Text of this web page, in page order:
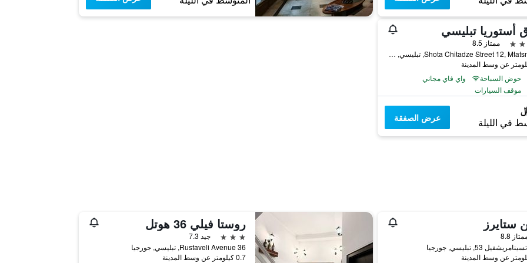
أستوريا تبليسي
ممتاز 8.5
Shota Chitadze Street 12, Mtatsminda, تبليسي, جورجيا
حوض السباحة
واي فاي مجاني
موقف السيارات
في الليلة عرض الصفقة
ستايرز
واحدة
8.8
53, تبليسي, جورجيا
روستا فيلي 36 هوتل
3 نجوم
جيد 7.3
36 Rustaveli Avenue, تبليسي, جورجيا
0.7 كيلومتر عن وسط المدينة